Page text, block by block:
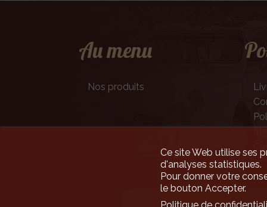
Au menu
Nos produits
Ce site Web utilise ses
d'analyses statistiques.
Pour donner votre
le bouton Accepter.